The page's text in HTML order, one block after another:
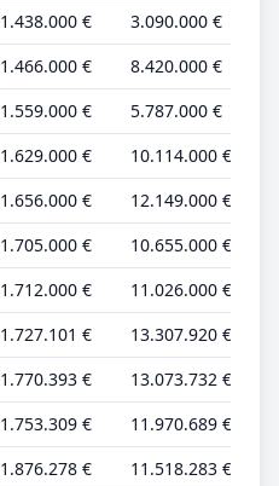
1.438.000 € 3.090.000 €
1.466.000 € 8.420.000 €
1.559.000 € 5.787.000 €
1.629.000 € 10.114.000 €
1.656.000 € 12.149.000 €
1.705.000 € 10.655.000 €
1.712.000 € 11.026.000 €
1.727.101 € 13.307.920 €
1.770.393 € 13.073.732 €
1.753.309 € 11.970.689 €
1.876.278 € 11.518.283 €